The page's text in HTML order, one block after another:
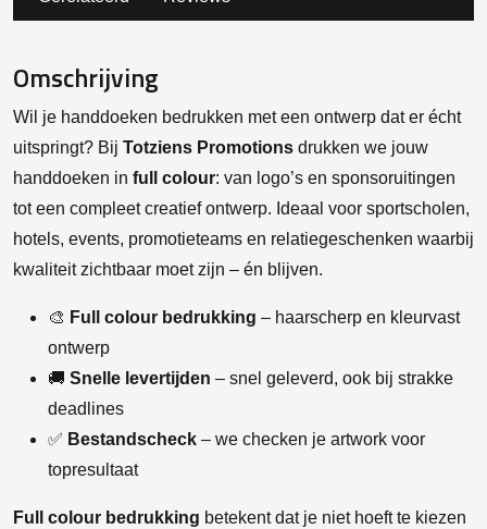
Omschrijving
Wil je handdoeken bedrukken met een ontwerp dat er écht
uitspringt? Bij Totziens Promotions drukken we jouw
handdoeken in full colour: van logo’s en sponsoruitingen
tot een compleet creatief ontwerp. Ideaal voor sportscholen,
hotels, events, promotieteams en relatiegeschenken waarbij
kwaliteit zichtbaar moet zijn – én blijven.
🎨 Full colour bedrukking – haarscherp en kleurvast
ontwerp
🚚 Snelle levertijden – snel geleverd, ook bij strakke
deadlines
✅ Bestandscheck – we checken je artwork voor
topresultaat
Full colour bedrukking betekent dat je niet hoeft te kiezen